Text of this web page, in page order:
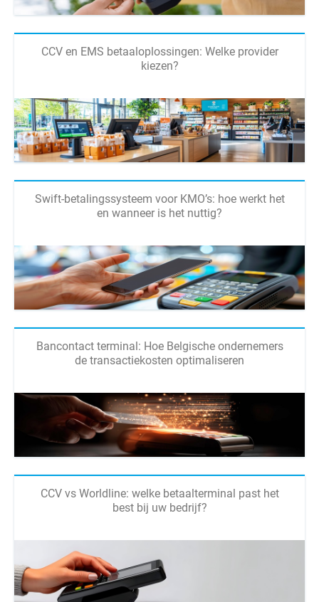
CCV en EMS betaaloplossingen: Welke provider
kiezen?
Swift-betalingssysteem voor KMO’s: hoe werkt het
en wanneer is het nuttig?
Bancontact terminal: Hoe Belgische ondernemers
de transactiekosten optimaliseren
CCV vs Worldline: welke betaalterminal past het
best bij uw bedrijf?